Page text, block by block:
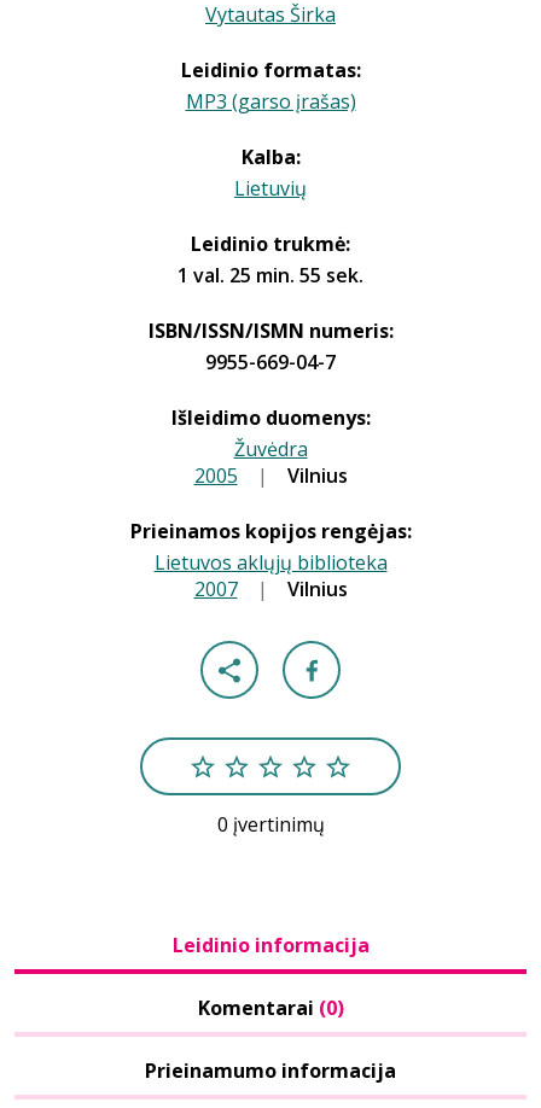
Vytautas Širka
Leidinio formatas:
MP3 (garso įrašas)
Kalba:
Lietuvių
Leidinio trukmė:
1 val. 25 min. 55 sek.
ISBN/ISSN/ISMN numeris:
9955-669-04-7
Išleidimo duomenys:
Žuvėdra
2005 | Vilnius
Prieinamos kopijos rengėjas:
Lietuvos aklųjų biblioteka
2007 | Vilnius
0 įvertinimų
Leidinio informacija
Komentarai (0)
Prieinamumo informacija